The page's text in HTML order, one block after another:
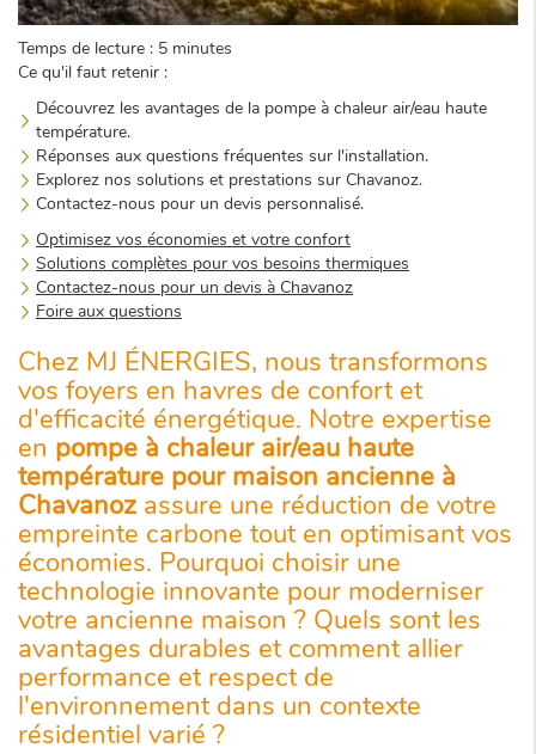
Temps de lecture : 5 minutes
Ce qu'il faut retenir :
Découvrez les avantages de la pompe à chaleur air/eau haute
température.
Réponses aux questions fréquentes sur l'installation.
Explorez nos solutions et prestations sur Chavanoz.
Contactez-nous pour un devis personnalisé.
Optimisez vos économies et votre confort
Solutions complètes pour vos besoins thermiques
Contactez-nous pour un devis à Chavanoz
Foire aux questions
Chez MJ ÉNERGIES, nous transformons
vos foyers en havres de confort et
d'efficacité énergétique. Notre expertise
en pompe à chaleur air/eau haute
température pour maison ancienne à
Chavanozassure une réduction de votre
empreinte carbone tout en optimisant vos
économies. Pourquoi choisir une
technologie innovante pour moderniser
votre ancienne maison ? Quels sont les
avantages durables et comment allier
performance et respect de
l'environnement dans un contexte
résidentiel varié ?